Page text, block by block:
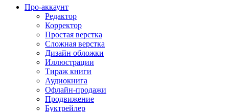
Про-аккаунт
Редактор
Корректор
Простая верстка
Сложная верстка
Дизайн обложки
Иллюстрации
Тираж книги
Аудиокнига
Офлайн-продажи
Продвижение
Буктрейлер